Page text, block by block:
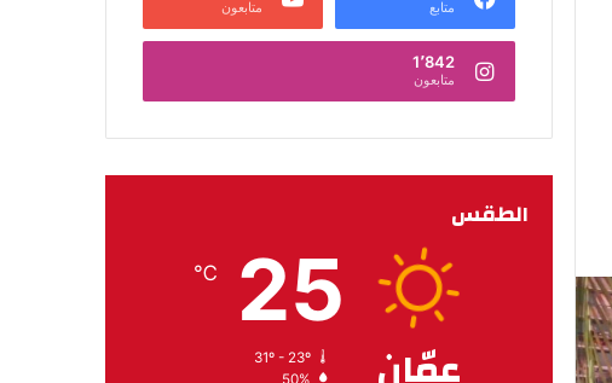
متابع متابعون
1٬842
متابعون
الطقس
25
℃
31º - 23º
50%